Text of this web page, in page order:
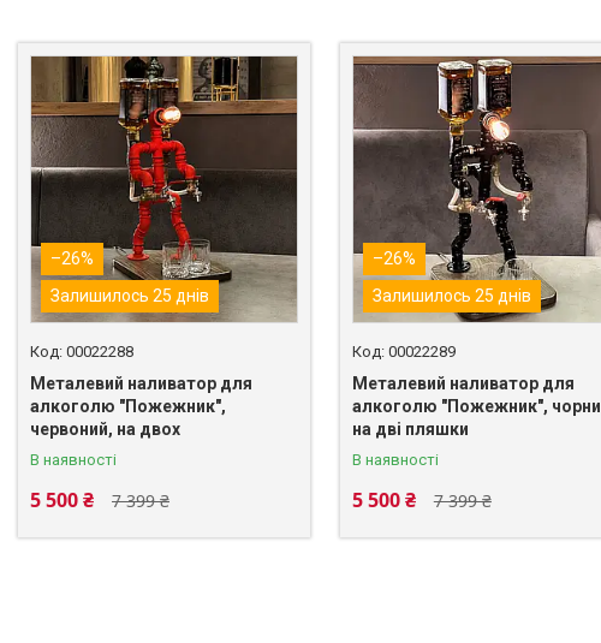
–26%
Залишилось 25 днів
00022288
Металевий наливатор для
алкоголю "Пожежник",
червоний, на двох
В наявності
7 399 ₴
5 500 ₴
–26%
Залишилось 25 днів
00022289
Металевий наливатор для
алкоголю "Пожежник",
на дві пляшки
В наявності
7 399 ₴
5 500 ₴